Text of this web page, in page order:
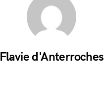
Flavie d'Anterroches